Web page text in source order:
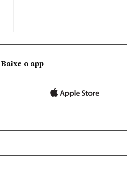
Baixe o app